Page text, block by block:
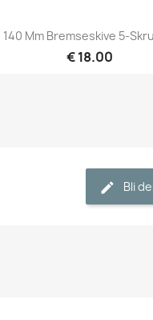
Hurtigvisning
140 Mm Bremseskive 5-
€ 18.00
Bli